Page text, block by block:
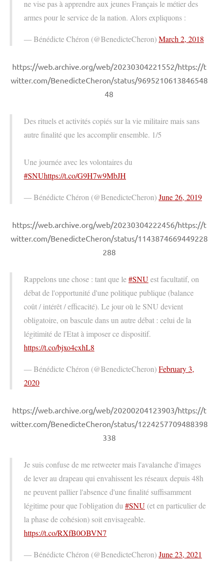
ne vise pas à apprendre aux jeunes Français le métier des
armes pour le service de la nation. Alors expliquons :
— Bénédicte Chéron (@BenedicteCheron)March 2, 2018
https://web.archive.org/web/20230304221552/https://t
witter.com/BenedicteCheron/status/9695210613846548
48
Des rituels et activités copiés sur la vie militaire mais sans
autre finalité que les accomplir ensemble. 1/5
Une journée avec les volontaires du
#SNUhttps://t.co/G9H7w9MbJH
— Bénédicte Chéron (@BenedicteCheron)June 26, 2019
https://web.archive.org/web/20230304222456/https://t
witter.com/BenedicteCheron/status/1143874669449228
288
Rappelons une chose : tant que le#SNUest facultatif, on
débat de l'opportunité d'une politique publique (balance
coût / intérêt / efficacité). Le jour où le SNU devient
obligatoire, on bascule dans un autre débat : celui de la
légitimité de l'Etat à imposer ce dispositif.
https://t.co/bjxo4cxhL8
— Bénédicte Chéron (@BenedicteCheron)February 3,
2020
https://web.archive.org/web/20200204123903/https://t
witter.com/BenedicteCheron/status/1224257709488398
338
Je suis confuse de me retweeter mais l'avalanche d'images
de lever au drapeau qui envahissent les réseaux depuis 48h
ne peuvent pallier l'absence d'une finalité suffisamment
légitime pour que l'obligation du #SNU (et en particulier de
la phase de cohésion) soit envisageable.
https://t.co/RXfB0OBVN7
— Bénédicte Chéron (@BenedicteCheron)June 23, 2021